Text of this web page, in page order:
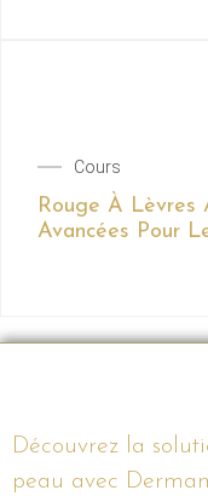
Cours
Rouge À Lèvres
Avancées Pour
Découvrez la
peau avec